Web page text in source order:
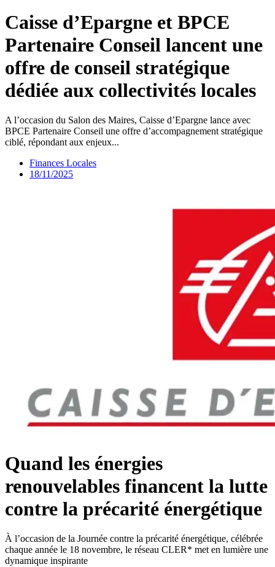
Caisse d’Epargne et BPCE
Partenaire Conseil lancent une
offre de conseil stratégique
dédiée aux collectivités locales
A l’occasion du Salon des Maires, Caisse d’Epargne lance avec
BPCE Partenaire Conseil une offre d’accompagnement stratégique
ciblé, répondant aux enjeux...
Finances Locales
18/11/2025
Quand les énergies
renouvelables financent la lutte
contre la précarité énergétique
À l’occasion de la Journée contre la précarité énergétique, célébrée
chaque année le 18 novembre, le réseau CLER* met en lumière une
dynamique inspirante